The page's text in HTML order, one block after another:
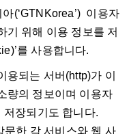
(‘GTNKorea’) 이용자
기 위해 이용 정보를 저
를 사용합니다.
되는 서버(http)가 이
량의 정보이며 이용자
장되기도 합니다.
한 각 서비스와 웹 사